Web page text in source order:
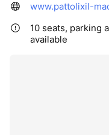
www.pattolixil-
10 seats, parking
available